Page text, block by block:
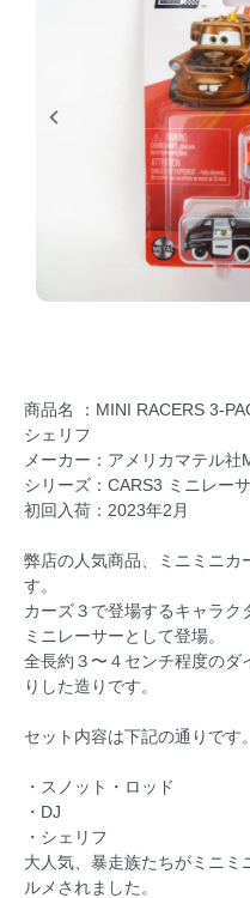
商品名 ：MINI RACERS 3-
シェリフ
メーカー：アメリカマテル社
シリーズ：CARS3 ミニレー
初回入荷：2023年2月
弊店の人気商品、ミニミニ
す。
カーズ３で登場するキャラ
ミニレーサーとして登場。
全長約３〜４センチ程度のダ
りした造りです。
セット内容は下記の通りです。
・スノット・ロッド
・DJ
・シェリフ
大人気、暴走族たちがミニミ
ルメされました。